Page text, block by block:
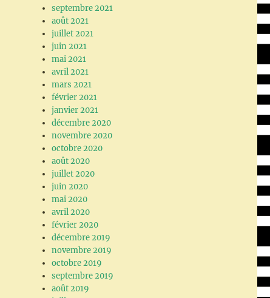
septembre 2021
août 2021
juillet 2021
juin 2021
mai 2021
avril 2021
mars 2021
février 2021
janvier 2021
décembre 2020
novembre 2020
octobre 2020
août 2020
juillet 2020
juin 2020
mai 2020
avril 2020
février 2020
décembre 2019
novembre 2019
octobre 2019
septembre 2019
août 2019